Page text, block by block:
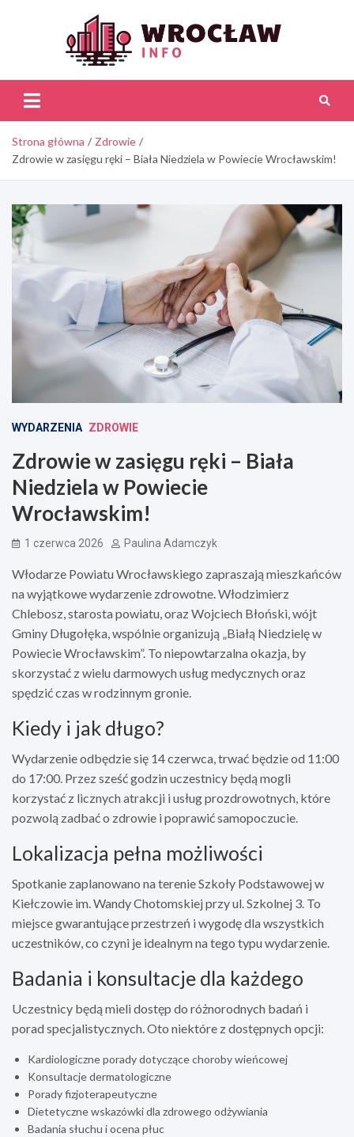
Strona główna
Zdrowie
Zdrowie w zasięgu ręki – Biała Niedziela w Powiecie Wrocławskim!
WYDARZENIA ZDROWIE
Zdrowie w zasięgu ręki – Biała
Niedziela w Powiecie
Wrocławskim!
1 czerwca 2026 Paulina Adamczyk
Włodarze Powiatu Wrocławskiego zapraszają mieszkańców
na wyjątkowe wydarzenie zdrowotne. Włodzimierz
Chlebosz, starosta powiatu, oraz Wojciech Błoński, wójt
Gminy Długołęka, wspólnie organizują „Białą Niedzielę w
Powiecie Wrocławskim”. To niepowtarzalna okazja, by
skorzystać z wielu darmowych usług medycznych oraz
spędzić czas w rodzinnym gronie.
Kiedy i jak długo?
Wydarzenie odbędzie się 14 czerwca, trwać będzie od 11:00
do 17:00. Przez sześć godzin uczestnicy będą mogli
korzystać z licznych atrakcji i usług prozdrowotnych, które
pozwolą zadbać o zdrowie i poprawić samopoczucie.
Lokalizacja pełna możliwości
Spotkanie zaplanowano na terenie Szkoły Podstawowej w
Kiełczowie im. Wandy Chotomskiej przy ul. Szkolnej 3. To
miejsce gwarantujące przestrzeń i wygodę dla wszystkich
uczestników, co czyni je idealnym na tego typu wydarzenie.
Badania i konsultacje dla każdego
Uczestnicy będą mieli dostęp do różnorodnych badań i
porad specjalistycznych. Oto niektóre z dostępnych opcji:
Kardiologiczne porady dotyczące choroby wieńcowej
Konsultacje dermatologiczne
Porady fizjoterapeutyczne
Dietetyczne wskazówki dla zdrowego odżywiania
Badania słuchu i ocena płuc